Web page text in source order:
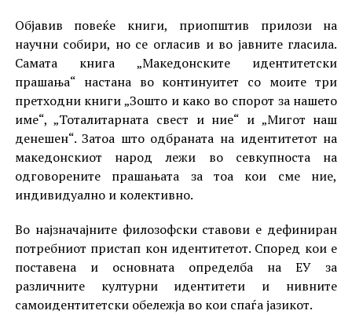
Објавив повеќе книги, приопштив прилози на
научни собири, но се огласив и во јавните гласила.
Самата книга „Македонските идентитетски
прашања“ настана во континуитет со моите три
претходни книги „Зошто и како во спорот за нашето
име“, „Тоталитарната свест и ние“ и „Мигот наш
денешен“. Затоа што одбраната на идентитетот на
македонскиот народ лежи во севкупноста на
одговорените прашањата за тоа кои сме ние,
индивидуално и колективно.
Во најзначајните филозофски ставови е дефиниран
потребниот пристап кон идентитетот. Според кои е
поставена и основната определба на ЕУ за
различните културни идентитети и нивните
самоидентитетски обележја во кои спаѓа јазикот.